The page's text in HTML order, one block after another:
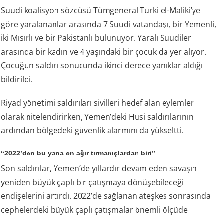
Suudi koalisyon sözcüsü Tümgeneral Turki el-Maliki’ye
göre yaralananlar arasında 7 Suudi vatandaşı, bir Yemenli,
iki Mısırlı ve bir Pakistanlı bulunuyor. Yaralı Suudiler
arasında bir kadın ve 4 yaşındaki bir çocuk da yer alıyor.
Çocuğun saldırı sonucunda ikinci derece yanıklar aldığı
bildirildi.
Riyad yönetimi saldırıları sivilleri hedef alan eylemler
olarak nitelendirirken, Yemen’deki Husi saldırılarının
ardından bölgedeki güvenlik alarmını da yükseltti.
“2022’den bu yana en ağır tırmanışlardan biri”
Son saldırılar, Yemen’de yıllardır devam eden savaşın
yeniden büyük çaplı bir çatışmaya dönüşebileceği
endişelerini artırdı. 2022’de sağlanan ateşkes sonrasında
cephelerdeki büyük çaplı çatışmalar önemli ölçüde